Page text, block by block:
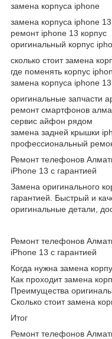
замена корпуса iphone
замена корпуса iphone
ремонт iphone 13 корпус
оригинальный корпус
сколько стоит замена
где поменять корпус
замена корпуса iphone
оригинальные запчасти
ремонт смартфонов
сервис айфон рядом
замена задней крышки
профессиональный
Ремонт телефонов
iPhone 13 с гарантией
Замена оригинального
гарантией. Быстрый и
оригинальные детали,
Ремонт телефонов
iPhone 13 с гарантией
Когда нужна замена
Как проходит замена
Преимущества
Сколько стоит замена
Итог
Ремонт телефонов